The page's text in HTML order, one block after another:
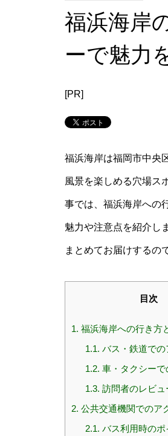
福浜海岸
ーで魅力
[PR]
福浜海岸は福岡市中央
風景を楽しめる穴場ス
事では、福浜海岸への
魅力や注意点を紹介し
まとめてお届けするの
目次
1. 福浜海岸への行き方
1.1. バス・鉄道での
1.2. 車・タクシーで
1.3. 訪問者のレビュ
2. 公共交通機関でのア
2.1. バス利用時のポ